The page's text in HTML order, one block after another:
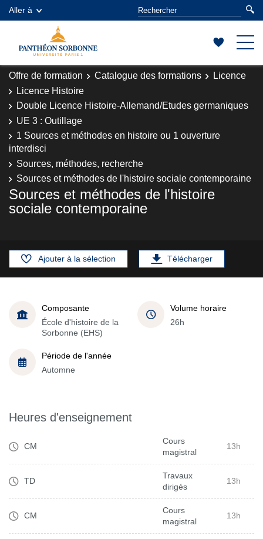
Aller à
Offre de formation Catalogue des formations
Licence
Licence Histoire
Double Licence Histoire-Allemand/Etudes germaniques
UE 3 : Outillage
1 Sources et méthodes en histoire ou 1 ouverture
interdisci
Sources, méthodes, recherche
Sources et méthodes de l'histoire sociale contemporaine
Sources et méthodes de l'histoire
sociale contemporaine
Ajouter à la sélection Télécharger
Composante
École d'histoire de la
Sorbonne (EHS)
Volume horaire
26h
Période de l'année
Automne
Heures d'enseignement
CM
Cours
magistral
13h
TD
Travaux
dirigés
13h
CM
Cours
magistral
13h